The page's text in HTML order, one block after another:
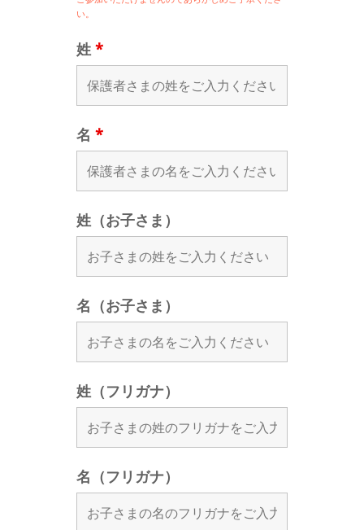
い。
姓 *
名 *
姓（お子さま）
名（お子さま）
姓（フリガナ）
名（フリガナ）